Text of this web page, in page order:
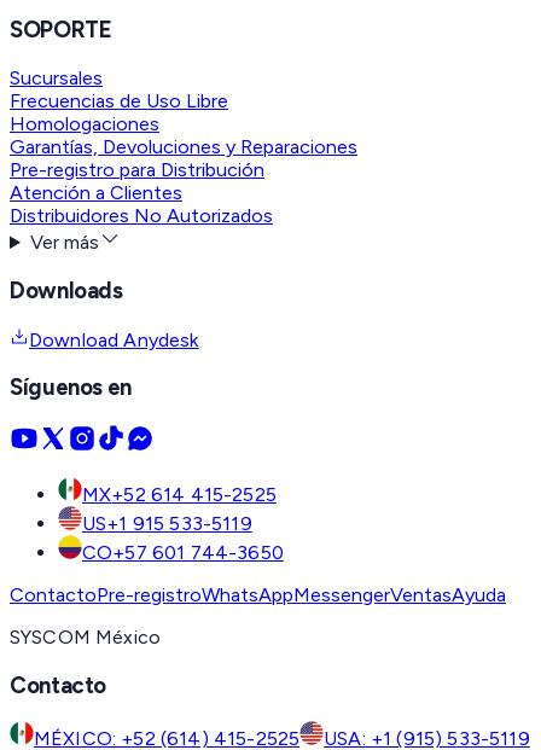
SOPORTE
Sucursales
Frecuencias de Uso Libre
Homologaciones
Garantías, Devoluciones y Reparaciones
Pre-registro para Distribución
Atención a Clientes
Distribuidores No Autorizados
Ver más
Downloads
Download Anydesk
Síguenos en
MX+52 614 415-2525
US+1 915 533-5119
CO+57 601 744-3650
ContactoPre-registroWhatsAppMessengerVentasAyuda
SYSCOM México
Contacto
MÉXICO: +52 (614) 415-2525 USA: +1 (915) 533-5119